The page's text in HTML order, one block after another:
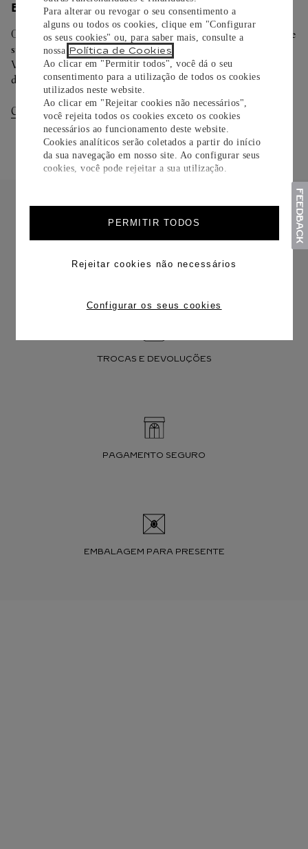
Para alterar ou revogar o seu consentimento a
alguns ou todos os cookies, clique em "Configurar
os seus cookies" ou, para saber mais, consulte a
nossa Política de Cookies
Ao clicar em "Permitir todos", você dá o seu
consentimento para a utilização de todos os cookies
utilizados neste website.
Ao clicar em "Rejeitar cookies não necessários",
você rejeita todos os cookies exceto os cookies
necessários ao funcionamento deste website.
Cookies analíticos serão coletados a partir do início
da sua navegação em nosso site. Ao configurar seus
cookies, você pode rejeitar a sua utilização.
PERMITIR TODOS
Rejeitar cookies não necessários
Configurar os seus cookies
ENTREGA/DEVOLUÇÃO
Oferecemos diferentes opções de entrega. Selecione o envio de
sua preferência na finalização de seu pedido.
Você pode trocar ou devolver sua criação Cartier em até 30
dias.
Consultar Entregas Consultar Devoluções
FRETE CORTESIA
TROCAS E DEVOLUÇÕES
PAGAMENTO SEGURO
EMBALAGEM PARA PRESENTE